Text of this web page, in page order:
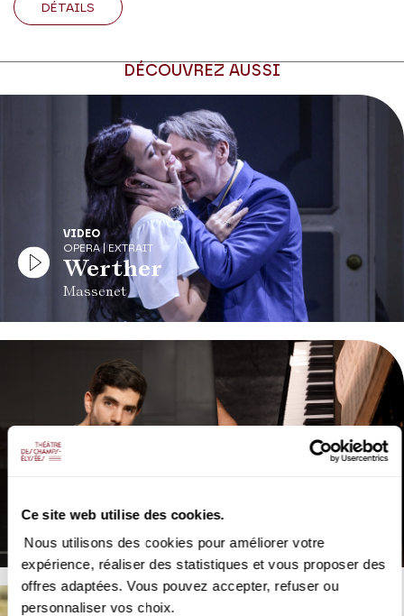
Ce site web utilise des cookies.
Nous utilisons des cookies pour améliorer votre
expérience, réaliser des statistiques et vous proposer des
offres adaptées. Vous pouvez accepter, refuser ou
personnaliser vos choix.
DÉTAILS
DÉCOUVREZ AUSSI
VIDEO
OPERA | EXTRAIT
Werther
Massenet
Marc Leroy-Calatayud
Werther, Massenet